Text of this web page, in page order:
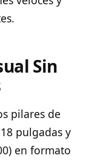
Sin
pilares de
pulgadas y
en formato